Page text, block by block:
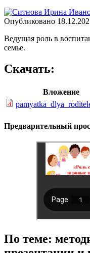
Опубликовано
Ведущая роль в
семье.
Скачать:
Вложение
Предварительный
По теме: